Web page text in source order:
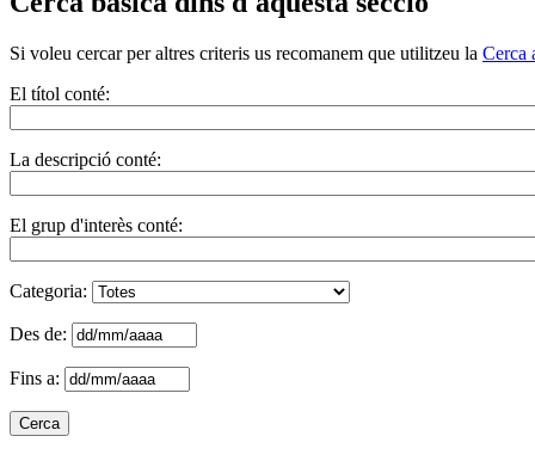
Si voleu cercar per altres criteris us recomanem que utilitzeu la Cerca
El títol conté:
La descripció conté:
El grup d'interès conté:
Categoria:
Des de:
Fins a: